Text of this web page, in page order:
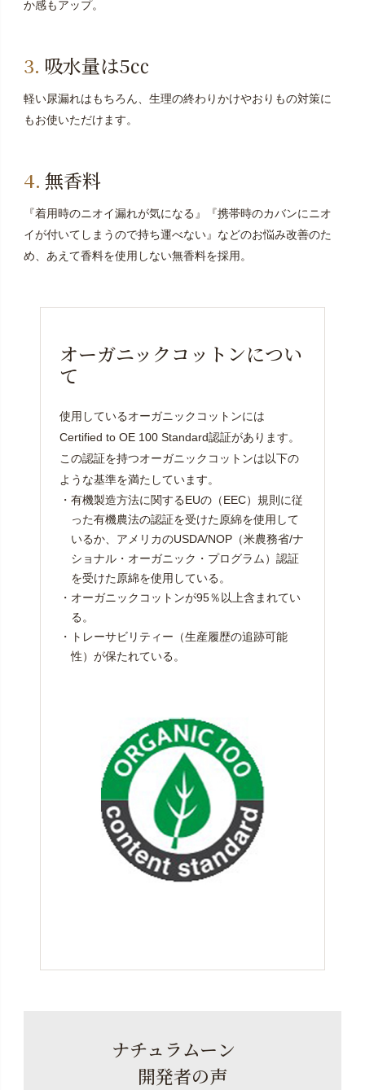
か感もアップ。
吸水量は5㏄
軽い尿漏れはもちろん、生理の終わりかけやおりもの対策に
もお使いただけます。
無香料
『着用時のニオイ漏れが気になる』『携帯時のカバンにニオ
イが付いてしまうので持ち運べない』 などのお悩み改善のた
め、あえて香料を使用しない無香料を採用。
オーガニックコットンについ
て
使用しているオーガニックコットンには
Certified to OE 100 Standard認証があります。
この認証を持つオーガニックコットンは以下の
ような基準を満たしています。
・有機製造方法に関するEUの（EEC）規則に従
った有機農法の認証を受けた原綿を使用して
いるか、アメリカのUSDA/NOP（米農務省/ナ
ショナル・オーガニック・プログラム）認証
を受けた原綿を使用している。
・オーガニックコットンが95％以上含まれてい
る。
・トレーサビリティー（生産履歴の追跡可能
性）が保たれている。
ナチュラムーン
開発者の声